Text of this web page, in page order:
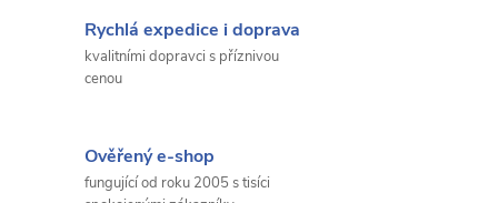
Rychlá expedice i doprava
kvalitními dopravci s příznivou
cenou
Ověřený e-shop
fungující od roku 2005 s tisíci